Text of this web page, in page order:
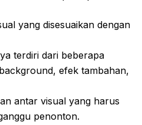
yang disesuaikan dengan
terdiri dari beberapa
efek tambahan,
antar visual yang harus
penonton.